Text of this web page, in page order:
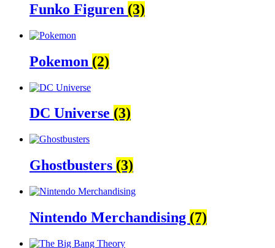
Funko Figuren (3)
Pokemon (2)
DC Universe (3)
Ghostbusters (3)
Nintendo Merchandising (7)